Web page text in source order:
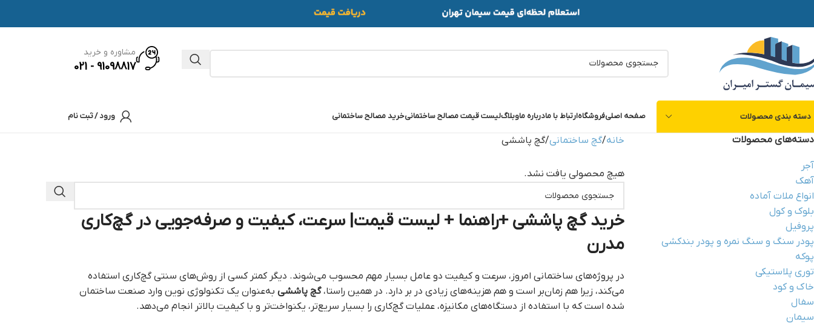
مشاوره و خرید
91098817 - 021
دسته بندی محصولات صفحه اصلیفروشگاهارتباط با مادرباره ماوبلاگلیست قیمت مصالح ساختمانیخرید مصالح ساختمانی ورود / ثبت نام
دسته‌های محصولات
آجر
آهک
انواع ملات آماده
بلوک و کول
پروفیل
پودر سنگ و سنگ نمره و پودر بندکشی
پوکه
توری پلاستیکی
خاک و کود
سفال
سیمان
خانه گچ ساختمانی گچ پاششی
هیچ محصولی یافت نشد.
خرید گچ پاششی +راهنما + لیست قیمت| سرعت، کیفیت و صرفه‌جویی در گچ‌کاری
مدرن
در پروژه‌های ساختمانی امروز، سرعت و کیفیت دو عامل بسیار مهم محسوب می‌شوند. دیگر کمتر کسی از روش‌های سنتی گچ‌کاری استفاده
می‌کند، زیرا هم زمان‌بر است و هم هزینه‌های زیادی در بر دارد. در همین راستا،گچ پاششیبه‌عنوان یک تکنولوژی نوین وارد صنعت ساختمان
شده است که با استفاده از دستگاه‌های مکانیزه، عملیات گچ‌کاری را بسیار سریع‌تر، یکنواخت‌تر و با کیفیت بالاتر انجام می‌دهد.